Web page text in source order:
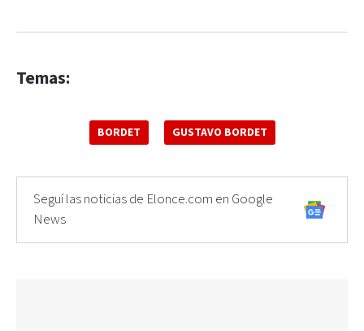
Temas:
BORDET GUSTAVO BORDET
Seguí las noticias de Elonce.com en Google
News